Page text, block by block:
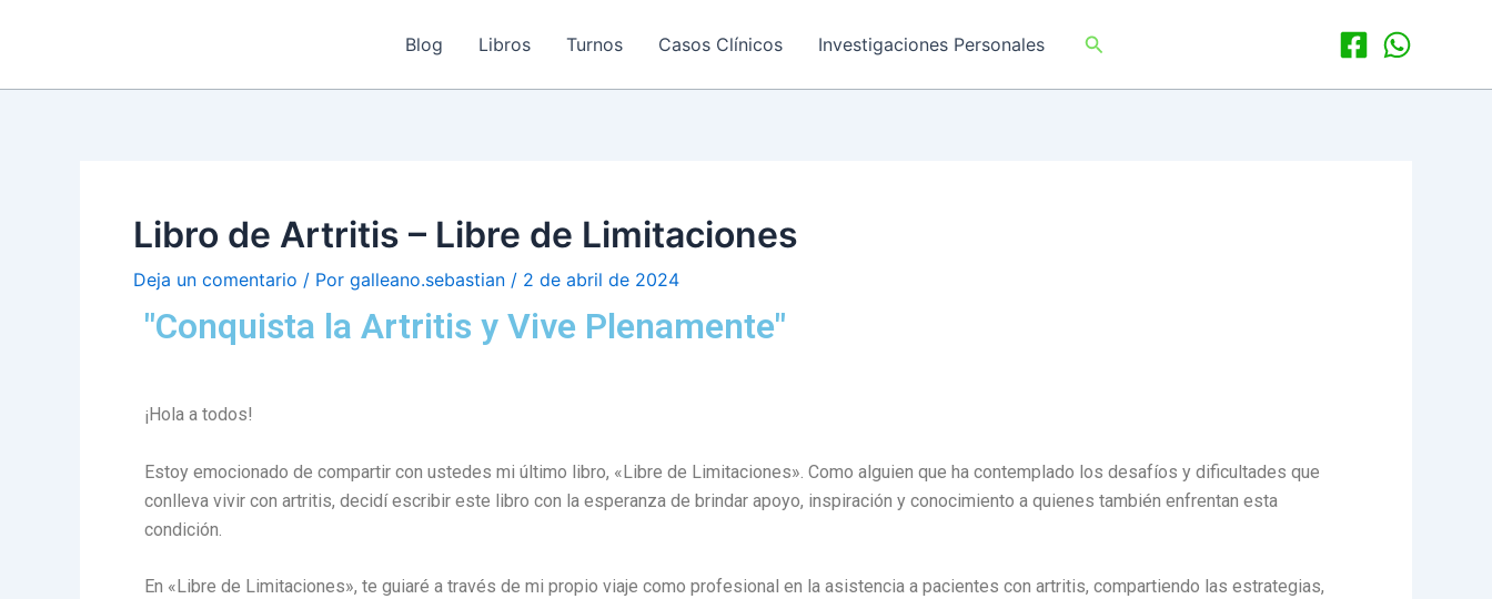
Blog Libros Turnos Casos Clínicos Investigaciones Personales Buscar
Libro de Artritis – Libre de Limitaciones
Deja un comentario / Por galleano.sebastian / 2 de abril de 2024
"Conquista la Artritis y Vive Plenamente"
¡Hola a todos!
Estoy emocionado de compartir con ustedes mi último libro, «Libre de Limitaciones». Como alguien que ha contemplado los desafíos y dificultades que
conlleva vivir con artritis, decidí escribir este libro con la esperanza de brindar apoyo, inspiración y conocimiento a quienes también enfrentan esta
condición.
En «Libre de Limitaciones», te guiaré a través de mi propio viaje como profesional en la asistencia a pacientes con artritis, compartiendo las estrategias,